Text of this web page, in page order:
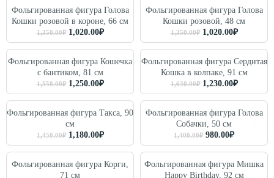
Фольгированная фигура Голова
Кошки розовой в короне, 66 см
1,350.00₽ 1,020.00₽
Фольгированная фигура Голова
Кошки розовой, 48 см
1,350.00₽ 1,020.00₽
Фольгированная фигура Кошечка
с бантиком, 81 см
1,550.00₽ 1,250.00₽
Фольгированная фигура Сердитая
Кошка в колпаке, 91 см
1,630.00₽ 1,230.00₽
Фольгированная фигура Такса, 90
см
1,450.00₽ 1,180.00₽
Фольгированная фигура Голова
Собачки, 50 см
1,400.00₽ 980.00₽
Фольгированная фигура Корги,
71 см
Фольгированная фигура Мишка
Happy Birthday, 92 см